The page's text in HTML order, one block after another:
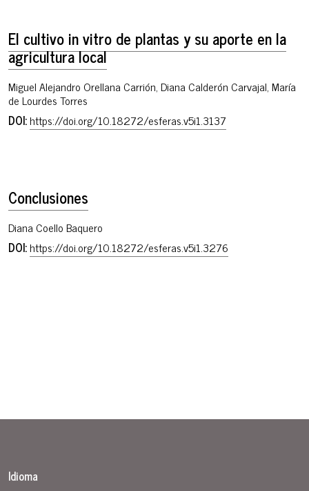
El cultivo in vitro de plantas y su aporte en la
agricultura local
Miguel Alejandro Orellana Carrión, Diana Calderón Carvajal, María
de Lourdes Torres
DOI:https://doi.org/10.18272/esferas.v5i1.3137
Conclusiones
Diana Coello Baquero
DOI:https://doi.org/10.18272/esferas.v5i1.3276
Idioma